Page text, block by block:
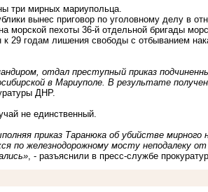
три мирных мариупольца.
вынес приговор по уголовному делу в
морской пехоты 36-й отдельной бригады
29 годам лишения свободы с отбыванием
отдал преступный приказ
в Мариуполе. В результате
ДНР.
не единственный.
приказ Таранюка об убийстве мирного
по железнодорожному мосту неподалеку
, - разъяснили в пресс-службе